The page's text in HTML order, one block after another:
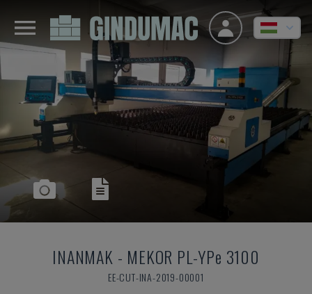
INANMAK - MEKOR PL-YPe 3100
EE-CUT-INA-2019-00001